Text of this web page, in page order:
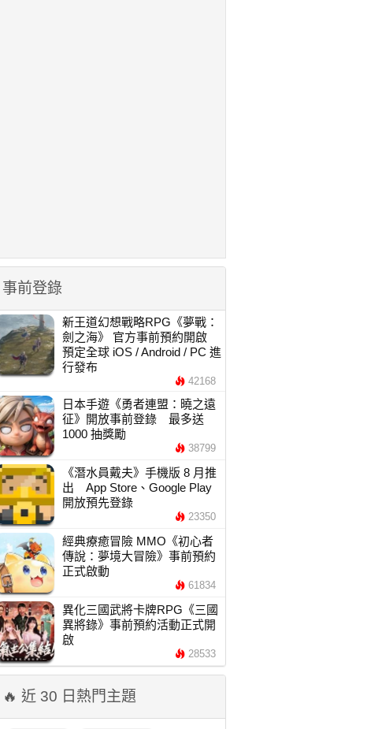
事前登錄
新王道幻想戰略RPG《夢戰：
劍之海》 官方事前預約開啟
預定全球 iOS / Android / PC 進
行發布
42168
日本手遊《勇者連盟：曉之遠
征》開放事前登錄 最多送
1000 抽獎勵
38799
《潛水員戴夫》手機版 8 月推
出 App Store、Google Play
開放預先登錄
23350
經典療癒冒險 MMO《初心者
傳說：夢境大冒險》事前預約
正式啟動
61834
異化三國武將卡牌RPG《三國
異將錄》事前預約活動正式開
啟
28533
🔥 近 30 日熱門主題